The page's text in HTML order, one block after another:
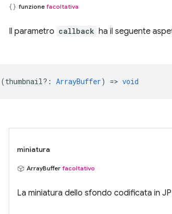
funzione facoltativa
Il parametro callback ha il seguente
(thumbnail? : ArrayBuffer) => void
miniatura
ArrayBuffer facoltativo
La miniatura dello sfondo codificata in